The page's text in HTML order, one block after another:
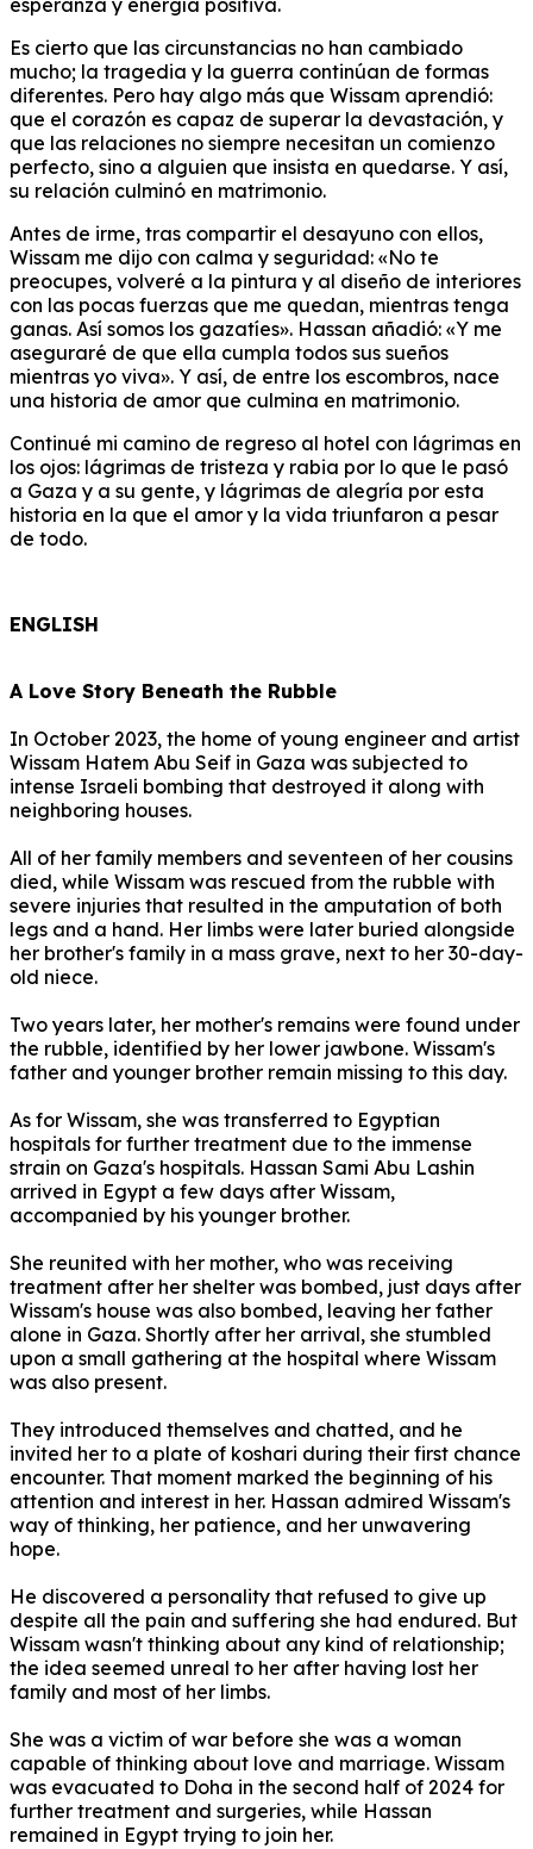
esperanza y energía positiva.
Es cierto que las circunstancias no han cambiado
mucho; la tragedia y la guerra continúan de formas
diferentes. Pero hay algo más que Wissam aprendió:
que el corazón es capaz de superar la devastación, y
que las relaciones no siempre necesitan un comienzo
perfecto, sino a alguien que insista en quedarse. Y así,
su relación culminó en matrimonio.
Antes de irme, tras compartir el desayuno con ellos,
Wissam me dijo con calma y seguridad: «No te
preocupes, volveré a la pintura y al diseño de interiores
con las pocas fuerzas que me quedan, mientras tenga
ganas. Así somos los gazatíes». Hassan añadió: «Y me
aseguraré de que ella cumpla todos sus sueños
mientras yo viva». Y así, de entre los escombros, nace
una historia de amor que culmina en matrimonio.
Continué mi camino de regreso al hotel con lágrimas en
los ojos: lágrimas de tristeza y rabia por lo que le pasó
a Gaza y a su gente, y lágrimas de alegría por esta
historia en la que el amor y la vida triunfaron a pesar
de todo.
ENGLISH
A Love Story Beneath the Rubble
In October 2023, the home of young engineer and artist
Wissam Hatem Abu Seif in Gaza was subjected to
intense Israeli bombing that destroyed it along with
neighboring houses.
All of her family members and seventeen of her cousins ​​
died, while Wissam was rescued from the rubble with
severe injuries that resulted in the amputation of both
legs and a hand. Her limbs were later buried alongside
her brother's family in a mass grave, next to her 30-day-
old niece.
Two years later, her mother's remains were found under
the rubble, identified by her lower jawbone. Wissam's
father and younger brother remain missing to this day.
As for Wissam, she was transferred to Egyptian
hospitals for further treatment due to the immense
strain on Gaza's hospitals. Hassan Sami Abu Lashin
arrived in Egypt a few days after Wissam,
accompanied by his younger brother.
She reunited with her mother, who was receiving
treatment after her shelter was bombed, just days after
Wissam's house was also bombed, leaving her father
alone in Gaza. Shortly after her arrival, she stumbled
upon a small gathering at the hospital where Wissam
was also present.
They introduced themselves and chatted, and he
invited her to a plate of koshari during their first chance
encounter. That moment marked the beginning of his
attention and interest in her. Hassan admired Wissam's
way of thinking, her patience, and her unwavering
hope.
He discovered a personality that refused to give up
despite all the pain and suffering she had endured. But
Wissam wasn't thinking about any kind of relationship;
the idea seemed unreal to her after having lost her
family and most of her limbs.
She was a victim of war before she was a woman
capable of thinking about love and marriage. Wissam
was evacuated to Doha in the second half of 2024 for
further treatment and surgeries, while Hassan
remained in Egypt trying to join her.